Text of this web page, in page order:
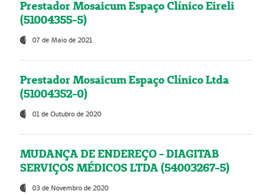
Prestador Mosaicum Espaço Clínico Eireli
(51004355-5)
07 de Maio de 2021
Prestador Mosaicum Espaço Clínico Ltda
(51004352-0)
01 de Outubro de 2020
MUDANÇA DE ENDEREÇO - DIAGITAB
SERVIÇOS MÉDICOS LTDA (54003267-5)
03 de Novembro de 2020